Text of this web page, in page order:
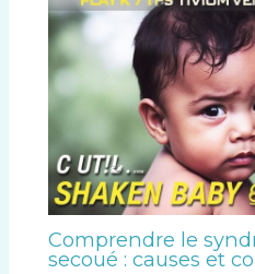
Comprendre le
secoué : causes et